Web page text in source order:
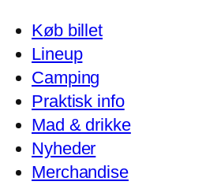
Køb billet
Lineup
Camping
Praktisk info
Mad & drikke
Nyheder
Merchandise